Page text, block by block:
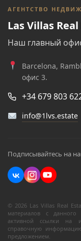
АГЕНТСТВО
Las Villas
Наш главный
Barcelona,
офис 3.
+34 679 803
info@1lvs.estate
Подписывайтесь на
© 2026 Las Villas Real
материалов с данного
активной ссылки на
справочную
предложением.